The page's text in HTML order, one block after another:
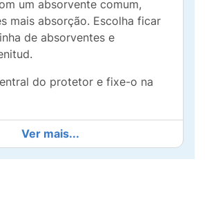
um absorvente comum,
mais absorção. Escolha ficar
de absorventes e
do protetor e fixe-o na
Ver mais...